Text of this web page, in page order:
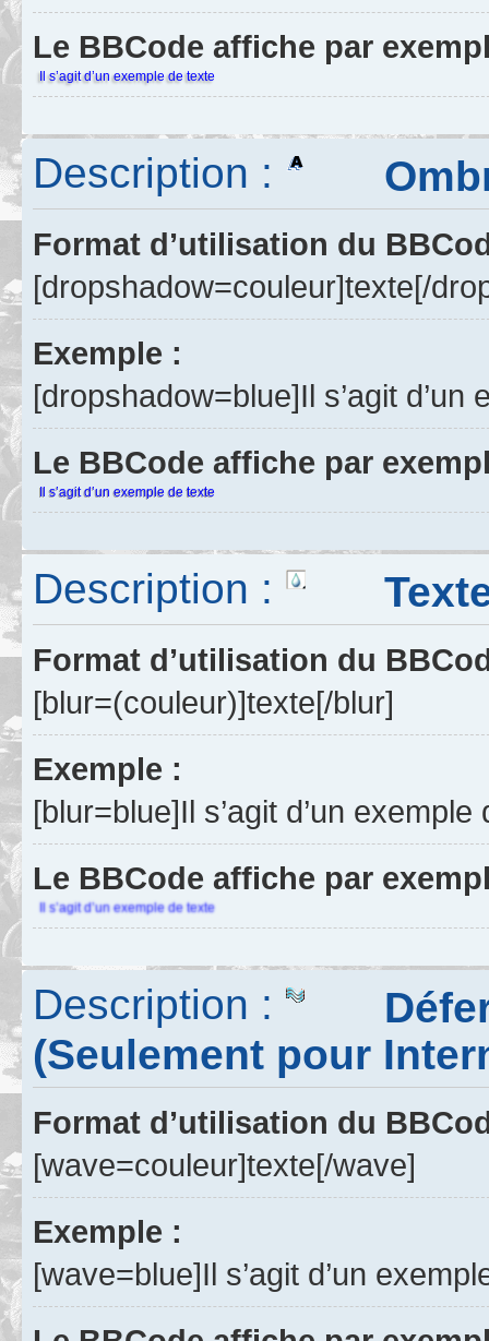
Le BBCode affiche par
Il s’agit d’un exemple de texte
Description :
Format d’utilisation du
[dropshadow=couleur]texte[/
Exemple :
[dropshadow=blue]Il s’agit
Le BBCode affiche par
Il s’agit d’un exemple de texte
Description : Texte
Format d’utilisation du
[blur=(couleur)]texte[/blur]
Exemple :
[blur=blue]Il s’agit d’un
Le BBCode affiche par
Il s’agit d’un exemple de texte
Description :
(Seulement pour
Format d’utilisation du
[wave=couleur]texte[/wave]
Exemple :
[wave=blue]Il s’agit d’un